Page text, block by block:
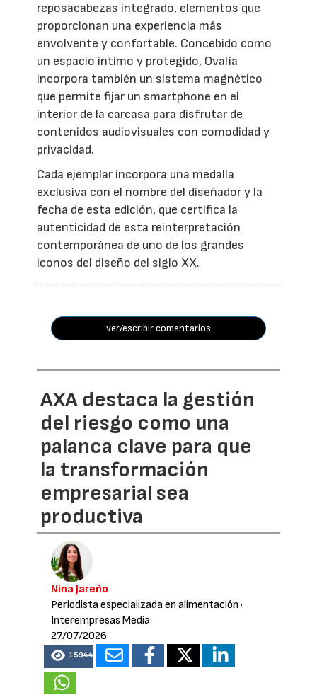
reposacabezas integrado, elementos que
proporcionan una experiencia más
envolvente y confortable. Concebido como
un espacio íntimo y protegido, Ovalia
incorpora también un sistema magnético
que permite fijar un smartphone en el
interior de la carcasa para disfrutar de
contenidos audiovisuales con comodidad y
privacidad.
Cada ejemplar incorpora una medalla
exclusiva con el nombre del diseñador y la
fecha de esta edición, que certifica la
autenticidad de esta reinterpretación
contemporánea de uno de los grandes
iconos del diseño del siglo XX.
ver/escribir comentarios
AXA destaca la gestión
del riesgo como una
palanca clave para que
la transformación
empresarial sea
productiva
Nina Jareño
Periodista especializada en alimentación ·
Interempresas Media
27/07/2026
15944